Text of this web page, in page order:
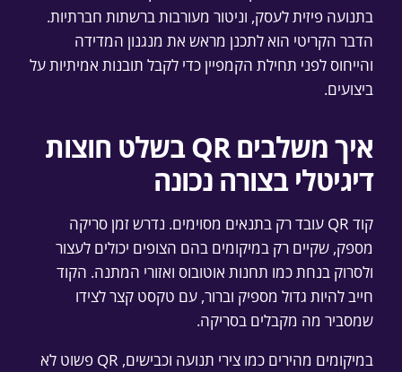
בתנועה פיזית לעסק, וניטור מעורבות ברשתות חברתיות.
הדבר הקריטי הוא לתכנן מראש את מנגנון המדידה
והייחוס לפני תחילת הקמפיין כדי לקבל תובנות אמיתיות על
ביצועים.
איך משלבים QR בשלט חוצות
דיגיטלי בצורה נכונה
קוד QR עובד רק בתנאים מסוימים. נדרש זמן סריקה
מספק, שקיים רק במיקומים בהם הצופים יכולים לעצור
ולסרוק בנחת כמו תחנות אוטובוס ואזורי המתנה. הקוד
חייב להיות גדול מספיק וברור, עם טקסט קצר לצידו
שמסביר מה מקבלים בסריקה.
במיקומים מהירים כמו צירי תנועה וכבישים, QR פשוט לא